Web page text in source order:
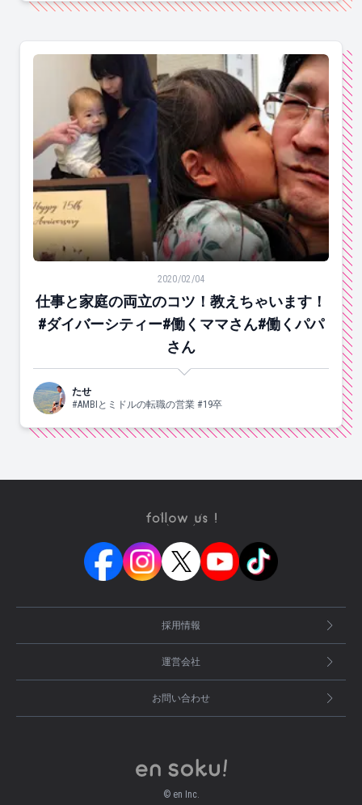
仕事と家庭の両立のコツ！教えちゃいます！#ダイバー
2020/02/04
仕事と家庭の両立のコツ！教えちゃいます！
#ダイバーシティー#働くママさん#働くパパ
さん
たせ
#AMBIとミドルの転職の営業 #19卒
採用情報
運営会社
お問い合わせ
© en Inc.